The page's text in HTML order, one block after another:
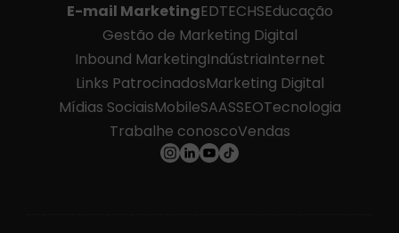
E-mail MarketingEDTECHSEducação
Gestão de Marketing Digital
Inbound MarketingIndústriaInternet
Links PatrocinadosMarketing Digital
Mídias SociaisMobileSAASSEOTecnologia
Trabalhe conoscoVendas